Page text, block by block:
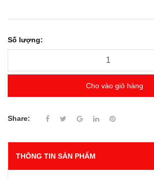
Số lượng:
Cho vào giỏ hàng
Share:
THÔNG TIN SẢN PHẨM